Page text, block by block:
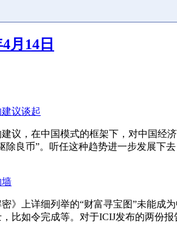
月14日
议谈起
议，在中国模式的框架下，对中国经
除良币”。听任这种趋势进一步发展下去
墙
》上详细列举的“财富寻宝图”未能成
比如令完成等。对于ICIJ发布的两份